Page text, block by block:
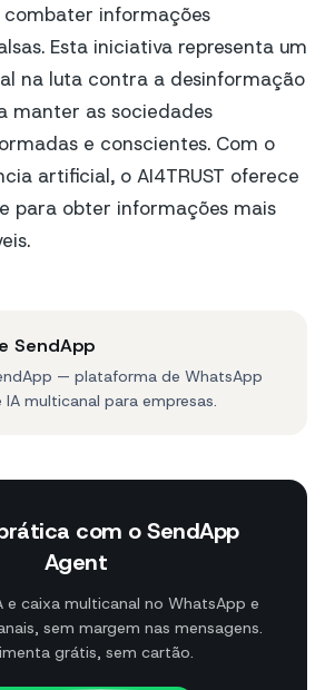
informações
Esta iniciativa representa um
na luta contra a desinformação
manter as sociedades
e conscientes. Com o
artificial, o AI4TRUST oferece
para obter informações mais
SendApp
— plataforma de WhatsApp
multicanal para empresas.
com o SendApp
Agent
e caixa multicanal no WhatsApp e
sem margem nas mensagens.
grátis, sem cartão.